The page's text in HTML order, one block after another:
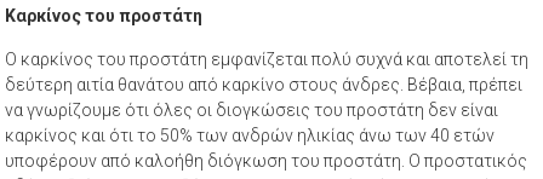
Καρκίνος του προστάτη
Ο καρκίνος του προστάτη εμφανίζεται πολύ συχνά και αποτελεί τη
δεύτερη αιτία θανάτου από καρκίνο στους άνδρες. Βέβαια, πρέπει
να γνωρίζουμε ότι όλες οι διογκώσεις του προστάτη δεν είναι
καρκίνος και ότι το 50% των ανδρών ηλικίας άνω των 40 ετών
υποφέρουν από καλοήθη διόγκωση του προστάτη. Ο προστατικός